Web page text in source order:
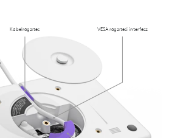
VESA rögzítési interfész
Kábelrögzítés